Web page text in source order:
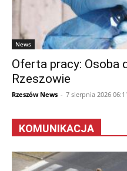
News
Oferta pracy: Osoba
Rzeszowie
Rzeszów News - 7 sierpnia 2026 06:11
KOMUNIKACJA